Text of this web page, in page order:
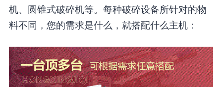
机、圆锥式破碎机等。每种破碎设备所针对的物
料不同，您的需求是什么，就搭配什么主机：